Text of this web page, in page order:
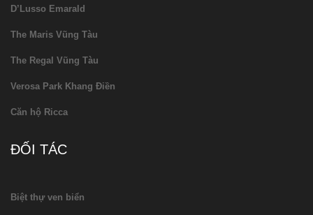
D’Lusso Emarald
The Maris Vũng Tàu
The Regal Vũng Tàu
Verosa Park Khang Điền
Căn hộ Ricca
ĐỐI TÁC
Biệt thự ven biển